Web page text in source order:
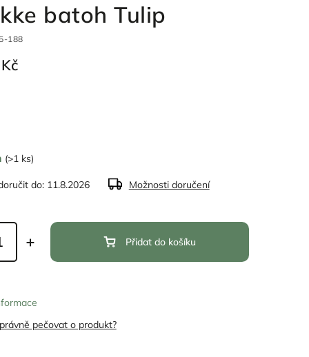
batoh Tulip
188
(>1 ks)
do: 11.8.2026 Možnosti doručení
Přidat do košíku
pečovat o produkt?